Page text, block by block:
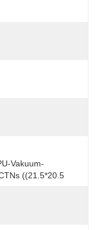
Vakuum-
((21.5*20.5